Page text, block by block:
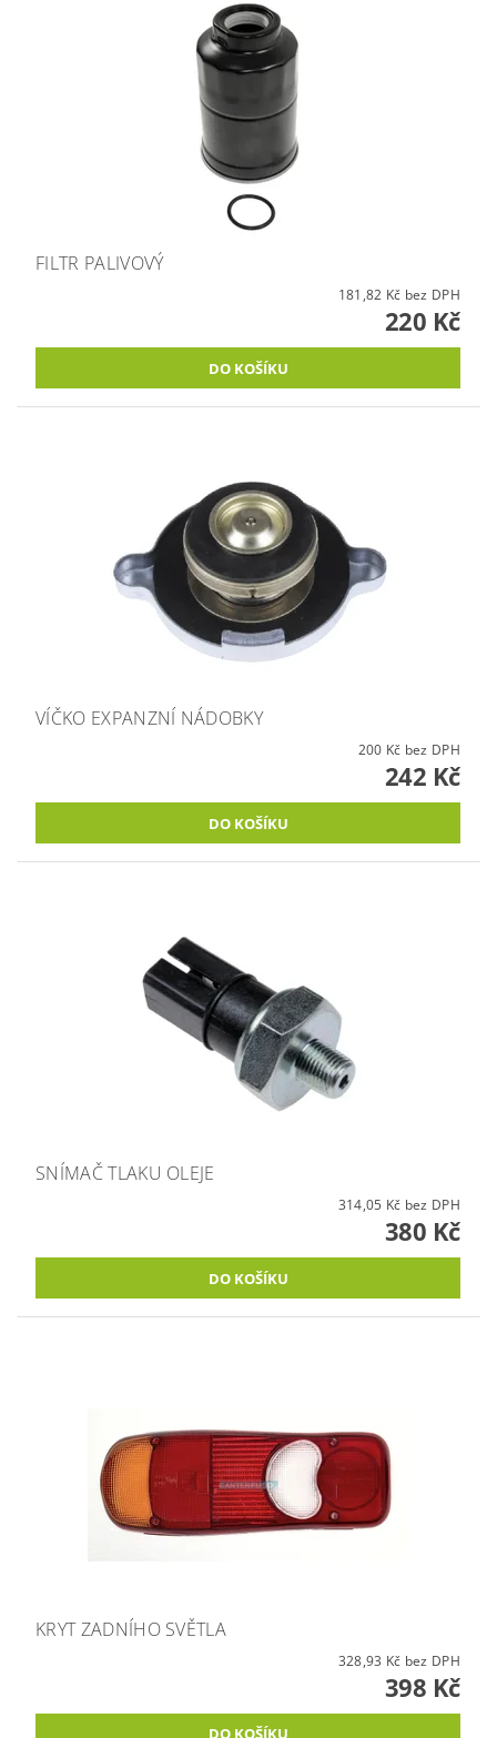
FILTR PALIVOVÝ
181,82 Kč bez DPH
220 Kč
VÍČKO EXPANZNÍ NÁDOBKY
200 Kč bez DPH
242 Kč
SNÍMAČ TLAKU OLEJE
314,05 Kč bez DPH
380 Kč
KRYT ZADNÍHO SVĚTLA
328,93 Kč bez DPH
398 Kč